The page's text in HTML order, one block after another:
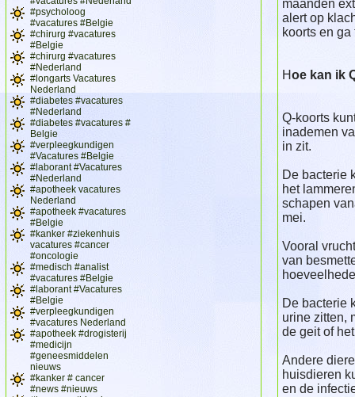
#psycholoog
#vacatures #Belgie
#chirurg #vacatures
#Belgie
#chirurg #vacatures
#Nederland
#longarts Vacatures
Nederland
#diabetes #vacatures
#Nederland
#diabetes #vacatures #
Belgie
#verpleegkundigen
#Vacatures #Belgie
#laborant #Vacatures
#Nederland
#apotheek vacatures
Nederland
#apotheek #vacatures
#Belgie
#kanker #ziekenhuis
vacatures #cancer
#oncologie
#medisch #analist
#vacatures #Belgie
#laborant #Vacatures
#Belgie
#verpleegkundigen
#vacatures Nederland
#apotheek #drogisterij
#medicijn
#geneesmiddelen
nieuws
#kanker # cancer
#news #nieuws
maanden
alert op
koorts en
Hoe kan ik
Q-koorts
inademen
in zit.
De bacterie
het
schapen
mei.
Vooral
van
De bacterie
urine zitten,
de geit of
Andere
huisdieren
en de